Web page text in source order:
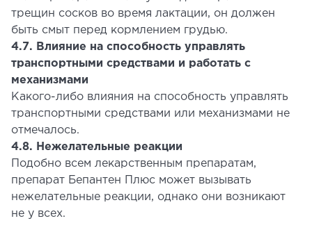
трещин сосков во время лактации, он должен
быть смыт перед кормлением грудью.
4.7. Влияние на способность управлять
транспортными средствами и работать с
механизмами
Какого-либо влияния на способность управлять
транспортными средствами или механизмами не
отмечалось.
4.8. Нежелательные реакции
Подобно всем лекарственным препаратам,
препарат Бепантен Плюс может вызывать
нежелательные реакции, однако они возникают
не у всех.